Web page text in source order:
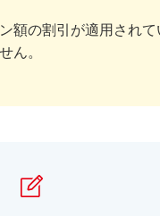
額の割引が適用され
ん。